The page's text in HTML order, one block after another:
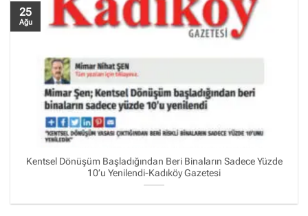
Kentsel Dönüşüm Başladığından Beri Binaların Sadece Yüzde
10’u Yenilendi-Kadıköy Gazetesi
25
Ağu